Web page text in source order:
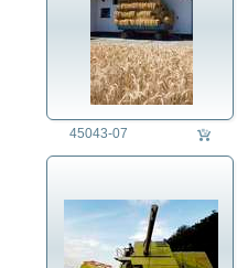
45043-07